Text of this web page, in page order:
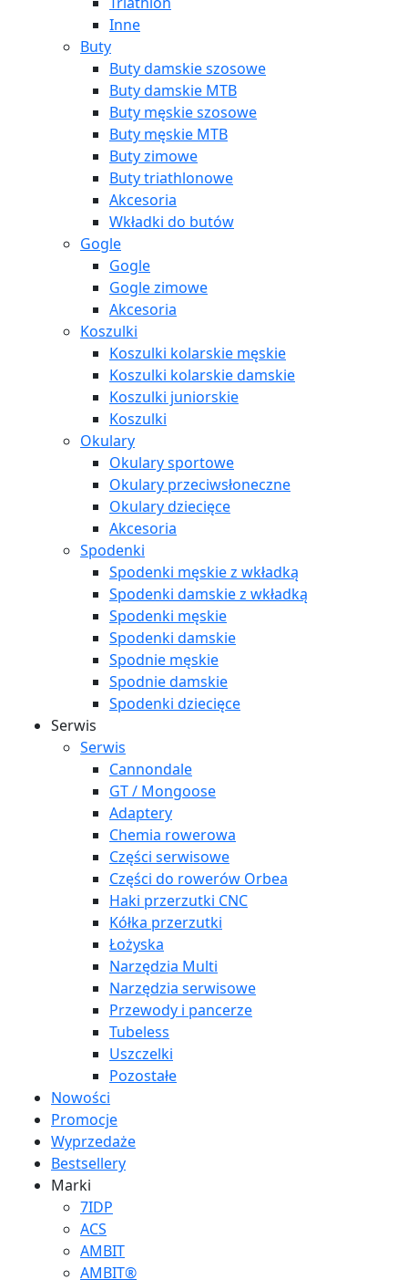
Inne
Buty
Buty damskie szosowe
Buty damskie MTB
Buty męskie szosowe
Buty męskie MTB
Buty zimowe
Buty triathlonowe
Akcesoria
Wkładki do butów
Gogle
Gogle
Gogle zimowe
Akcesoria
Koszulki
Koszulki kolarskie męskie
Koszulki kolarskie damskie
Koszulki juniorskie
Koszulki
Okulary
Okulary sportowe
Okulary przeciwsłoneczne
Okulary dziecięce
Akcesoria
Spodenki
Spodenki męskie z wkładką
Spodenki damskie z wkładką
Spodenki męskie
Spodenki damskie
Spodnie męskie
Spodnie damskie
Spodenki dziecięce
Serwis
Serwis
Cannondale
GT / Mongoose
Adaptery
Chemia rowerowa
Części serwisowe
Części do rowerów Orbea
Haki przerzutki CNC
Kółka przerzutki
Łożyska
Narzędzia Multi
Narzędzia serwisowe
Przewody i pancerze
Tubeless
Uszczelki
Pozostałe
Nowości
Promocje
Wyprzedaże
Bestsellery
Marki
7IDP
ACS
AMBIT
AMBIT®